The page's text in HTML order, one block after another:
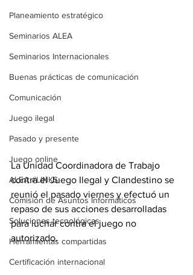
Planeamiento estratégico
Seminarios ALEA
Seminarios Internacionales
Buenas prácticas de comunicación
Comunicación
Juego ilegal
Pasado y presente
Juego online
ALEA #LINKS
Comisión de Asuntos Informáticos
Soluciones tecnológicas
Herramientas compartidas
Certificación internacional
La Unidad Coordinadora de Trabajo
contra el Juego Ilegal y Clandestino se
reunió el pasado viernes y efectuó un
repaso de sus acciones desarrolladas
para luchar contra el juego no
autorizado.